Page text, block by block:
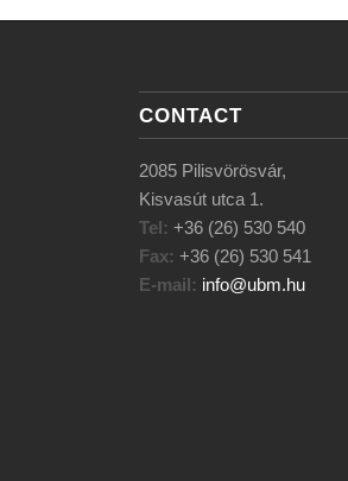
CONTACT
2085 Pilisvörösvár,
Kisvasút utca 1.
Tel: +36 (26) 530 540
Fax: +36 (26) 530 541
E-mail: info@ubm.hu